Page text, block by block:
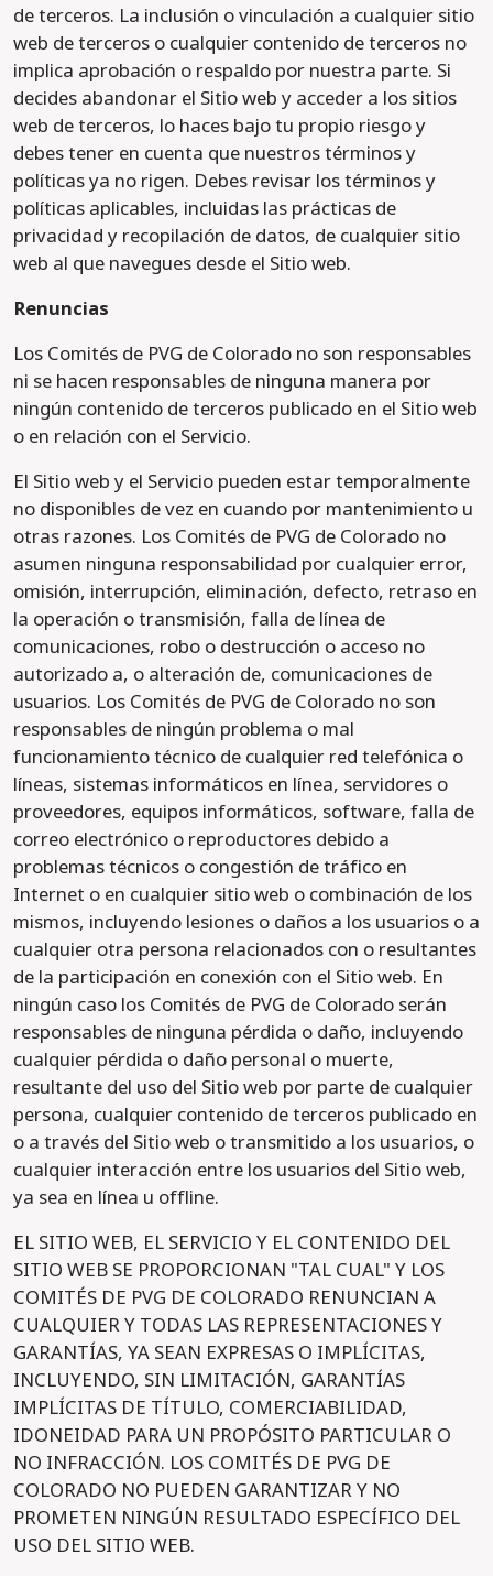
de terceros. La inclusión o vinculación a cualquier sitio
web de terceros o cualquier contenido de terceros no
implica aprobación o respaldo por nuestra parte. Si
decides abandonar el Sitio web y acceder a los sitios
web de terceros, lo haces bajo tu propio riesgo y
debes tener en cuenta que nuestros términos y
políticas ya no rigen. Debes revisar los términos y
políticas aplicables, incluidas las prácticas de
privacidad y recopilación de datos, de cualquier sitio
web al que navegues desde el Sitio web.
Renuncias
Los Comités de PVG de Colorado no son responsables
ni se hacen responsables de ninguna manera por
ningún contenido de terceros publicado en el Sitio web
o en relación con el Servicio.
El Sitio web y el Servicio pueden estar temporalmente
no disponibles de vez en cuando por mantenimiento u
otras razones. Los Comités de PVG de Colorado no
asumen ninguna responsabilidad por cualquier error,
omisión, interrupción, eliminación, defecto, retraso en
la operación o transmisión, falla de línea de
comunicaciones, robo o destrucción o acceso no
autorizado a, o alteración de, comunicaciones de
usuarios. Los Comités de PVG de Colorado no son
responsables de ningún problema o mal
funcionamiento técnico de cualquier red telefónica o
líneas, sistemas informáticos en línea, servidores o
proveedores, equipos informáticos, software, falla de
correo electrónico o reproductores debido a
problemas técnicos o congestión de tráfico en
Internet o en cualquier sitio web o combinación de los
mismos, incluyendo lesiones o daños a los usuarios o a
cualquier otra persona relacionados con o resultantes
de la participación en conexión con el Sitio web. En
ningún caso los Comités de PVG de Colorado serán
responsables de ninguna pérdida o daño, incluyendo
cualquier pérdida o daño personal o muerte,
resultante del uso del Sitio web por parte de cualquier
persona, cualquier contenido de terceros publicado en
o a través del Sitio web o transmitido a los usuarios, o
cualquier interacción entre los usuarios del Sitio web,
ya sea en línea u offline.
EL SITIO WEB, EL SERVICIO Y EL CONTENIDO DEL
SITIO WEB SE PROPORCIONAN "TAL CUAL" Y LOS
COMITÉS DE PVG DE COLORADO RENUNCIAN A
CUALQUIER Y TODAS LAS REPRESENTACIONES Y
GARANTÍAS, YA SEAN EXPRESAS O IMPLÍCITAS,
INCLUYENDO, SIN LIMITACIÓN, GARANTÍAS
IMPLÍCITAS DE TÍTULO, COMERCIABILIDAD,
IDONEIDAD PARA UN PROPÓSITO PARTICULAR O
NO INFRACCIÓN. LOS COMITÉS DE PVG DE
COLORADO NO PUEDEN GARANTIZAR Y NO
PROMETEN NINGÚN RESULTADO ESPECÍFICO DEL
USO DEL SITIO WEB.